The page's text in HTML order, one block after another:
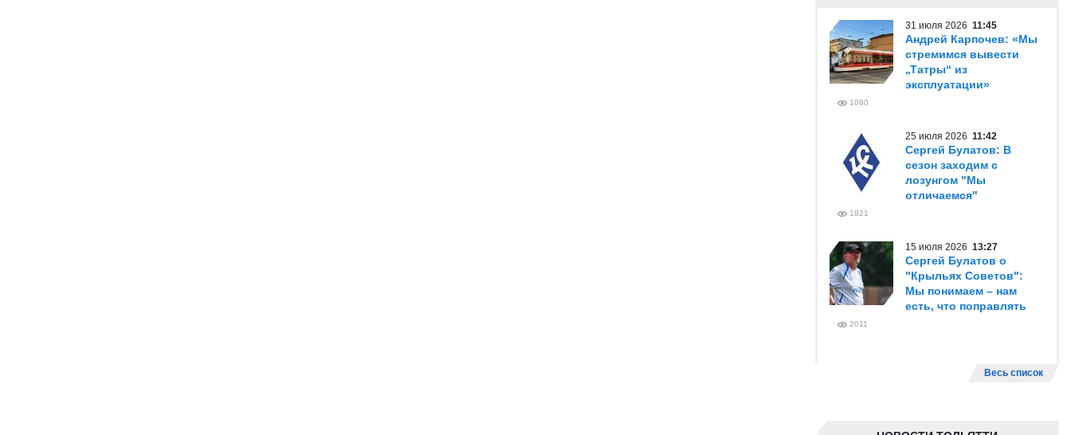
31 июля 2026 11:45
Андрей Карпочев: «Мы
стремимся вывести
„Татры“ из
эксплуатации»
1080
25 июля 2026 11:42
Сергей Булатов: В
сезон заходим с
лозунгом "Мы
отличаемся"
1821
15 июля 2026 13:27
Сергей Булатов о
"Крыльях Советов":
Мы понимаем – нам
есть, что поправлять
2011
Весь список